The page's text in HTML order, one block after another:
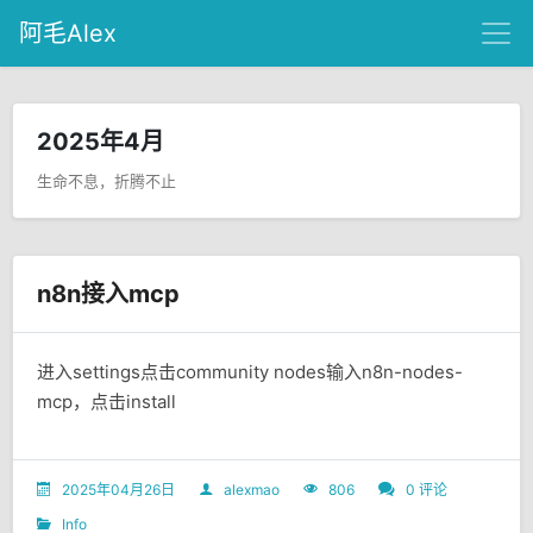
阿毛Alex
2025年4月
生命不息，折腾不止
n8n接入mcp
进入settings点击community nodes输入n8n-nodes-
mcp，点击install
2025年04月26日 alexmao 806
0 评论
Info